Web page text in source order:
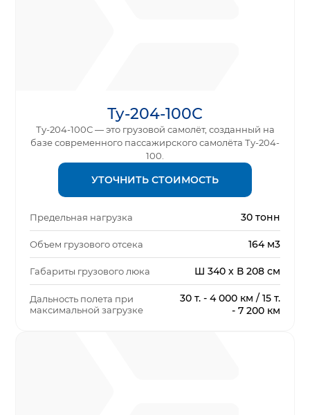
Ту-204-100С
Ту-204-100С — это грузовой самолёт, созданный на
базе современного пассажирского самолёта Ту-204-
100.
УТОЧНИТЬ СТОИМОСТЬ
Предельная нагрузка 30 тонн
Объем грузового отсека 164 м3
Габариты грузового люка Ш 340 х В 208 см
Дальность полета при
максимальной загрузке
30 т. - 4 000 км / 15 т.
- 7 200 км